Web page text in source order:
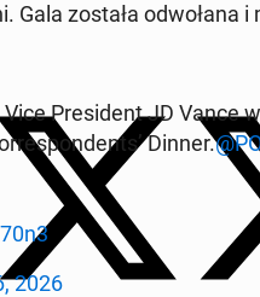
została odwołana
Vice Pres­i­dent JD
Dinner.
2026